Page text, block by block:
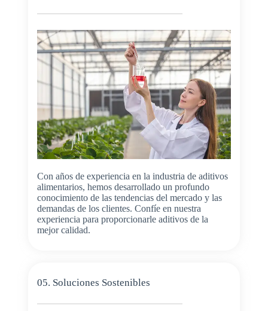
Con años de experiencia en la industria de aditivos
alimentarios, hemos desarrollado un profundo
conocimiento de las tendencias del mercado y las
demandas de los clientes. Confíe en nuestra
experiencia para proporcionarle aditivos de la
mejor calidad.
05. Soluciones Sostenibles